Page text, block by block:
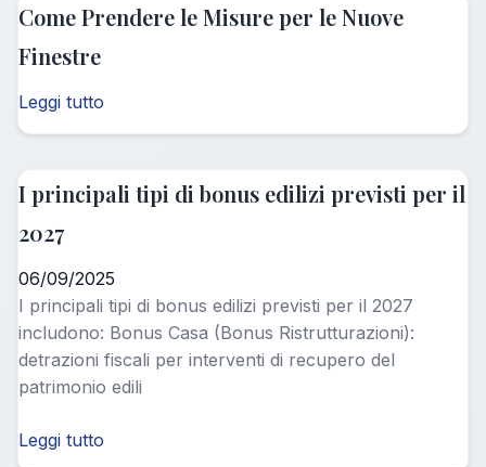
Come Prendere le Misure per le Nuove
Finestre
Leggi tutto
I principali tipi di bonus edilizi previsti per il
2027
06/09/2025
I principali tipi di bonus edilizi previsti per il 2027
includono: Bonus Casa (Bonus Ristrutturazioni):
detrazioni fiscali per interventi di recupero del
patrimonio edili
Leggi tutto